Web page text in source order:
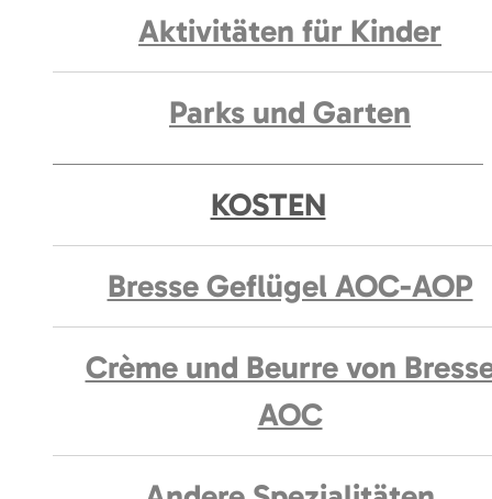
Aktivitäten für Kinder
Parks und Garten
KOSTEN
Bresse Geflügel AOC-AOP
Crème und Beurre von
AOC